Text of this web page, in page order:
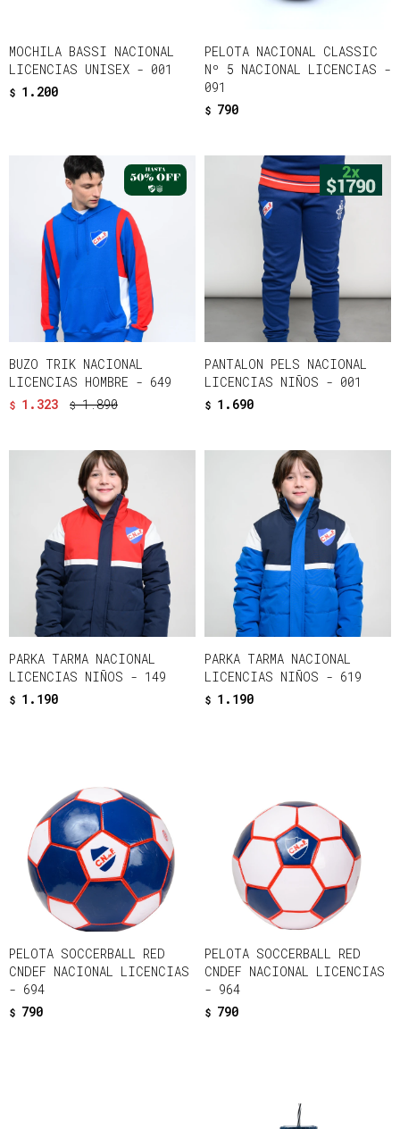
MOCHILA BASSI NACIONAL
LICENCIAS UNISEX - 001
$ 1.200
PELOTA NACIONAL CLASSIC
Nº 5 NACIONAL LICENCIAS -
091
$ 790
BUZO TRIK NACIONAL
LICENCIAS HOMBRE - 649
$ 1.323 $ 1.890
PANTALON PELS NACIONAL
LICENCIAS NIÑOS - 001
$ 1.690
PARKA TARMA NACIONAL
LICENCIAS NIÑOS - 149
$ 1.190
PARKA TARMA NACIONAL
LICENCIAS NIÑOS - 619
$ 1.190
PELOTA SOCCERBALL RED
CNDEF NACIONAL LICENCIAS
- 694
$ 790
PELOTA SOCCERBALL RED
CNDEF NACIONAL LICENCIAS
- 964
$ 790